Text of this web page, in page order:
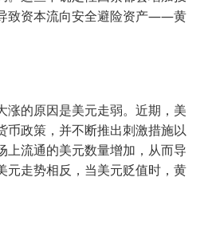
致资本流向安全避险资产——黄
涨的原因是美元走弱。近期，美
币政策，并不断推出刺激措施以
上流通的美元数量增加，从而导
元走势相反，当美元贬值时，黄